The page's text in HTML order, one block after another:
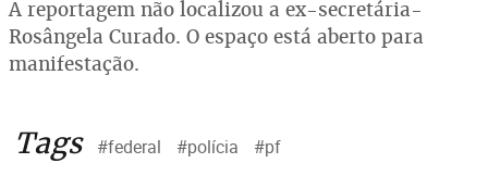
A reportagem não localizou a ex-secretária-
Rosângela Curado. O espaço está aberto para
manifestação.
Tags #federal #polícia #pf